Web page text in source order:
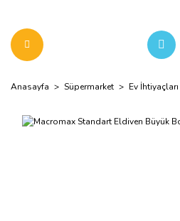
Anasayfa Süpermarket Ev İhtiyaçları